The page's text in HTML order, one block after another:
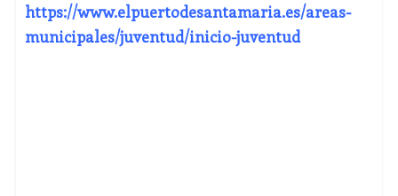
https://www.elpuertodesantamaria.es/areas-
municipales/juventud/inicio-juventud